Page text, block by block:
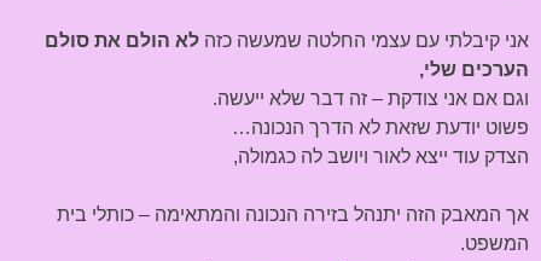
אני קיבלתי עם עצמי החלטה שמעשה כזה לא הולם את סולם
הערכים שלי,
וגם אם אני צודקת – זה דבר שלא ייעשה.
פשוט יודעת שזאת לא הדרך הנכונה…
הצדק עוד ייצא לאור ויושב לה כגמולה,
אך המאבק הזה יתנהל בזירה הנכונה והמתאימה – כותלי בית
המשפט.